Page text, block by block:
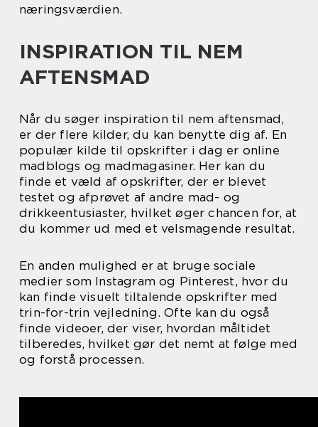
næringsværdien.
INSPIRATION TIL NEM
AFTENSMAD
Når du søger inspiration til nem aftensmad,
er der flere kilder, du kan benytte dig af. En
populær kilde til opskrifter i dag er online
madblogs og madmagasiner. Her kan du
finde et væld af opskrifter, der er blevet
testet og afprøvet af andre mad- og
drikkeentusiaster, hvilket øger chancen for, at
du kommer ud med et velsmagende resultat.
En anden mulighed er at bruge sociale
medier som Instagram og Pinterest, hvor du
kan finde visuelt tiltalende opskrifter med
trin-for-trin vejledning. Ofte kan du også
finde videoer, der viser, hvordan måltidet
tilberedes, hvilket gør det nemt at følge med
og forstå processen.